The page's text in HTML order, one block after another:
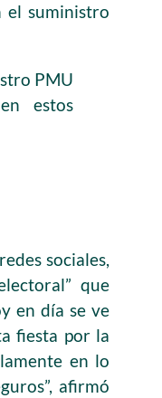
el suministro
PMU
estos
sociales,
que
en día se ve
fiesta por la
en lo
afirmó